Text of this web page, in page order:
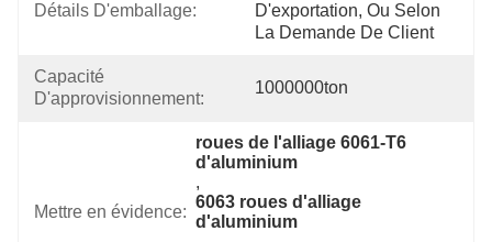
Détails D'emballage:
D'exportation, Ou Selon
La Demande De Client
Capacité
D'approvisionnement:
1000000ton
Mettre en évidence:
roues de l'alliage 6061-T6
d'aluminium
,
6063 roues d'alliage
d'aluminium